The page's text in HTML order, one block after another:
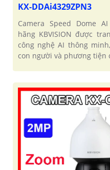
KX-DDAi4329ZPN3
Camera Speed Dome AI
hãng KBVISION được
công nghệ AI thông
con người và phương tiện